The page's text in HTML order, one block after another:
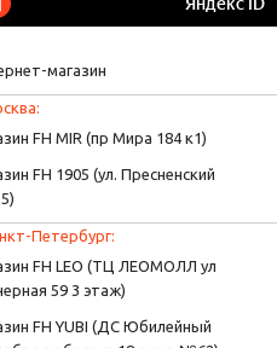
магазин
FH MIR (пр Мира 184 к1)
FH 1905 (ул. Пресненский
Петербург:
FH LEO (ТЦ ЛЕОМОЛЛ ул
59 3 этаж)
FH YUBI (ДС Юбилейный